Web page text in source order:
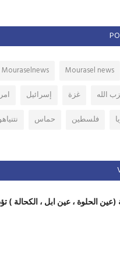
Mourasel news
Mouraselnews
الله غزة إسرائيل
فلسطين حماس
(عين الحلوة ، عين ابل ، الكحالة )